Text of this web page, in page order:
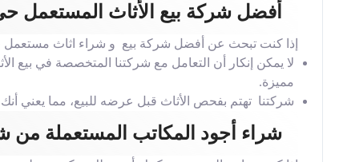
أفضل شركة بيع الأثاث المستعمل
إذا كنت تبحث عن أفضل شركة بيع و شراء اثاث مستعمل
لا يمكن إنكار أن التعامل مع شركتنا المتخصصة في
مميزة.
شركتنا تهتم بفحص الأثاث قبل عرضه للبيع، مما يعني
شراء أجود المكاتب المستعملة من